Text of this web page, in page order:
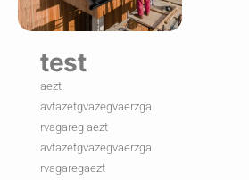
test
aezt
avtazetgvazegvaerzga
rvagareg aezt
avtazetgvazegvaerzga
rvagaregaezt